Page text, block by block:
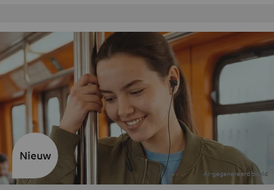
Nieuw